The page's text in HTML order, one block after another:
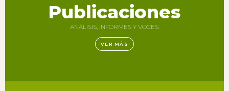
Publicaciones
ANÁLISIS, INFORMES Y VOCES.
VER MÁS